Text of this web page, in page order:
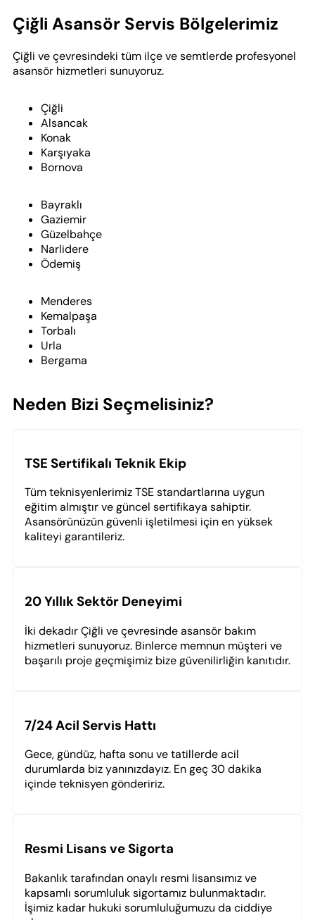
Çiğli Asansör Servis Bölgelerimiz
Çiğli ve çevresindeki tüm ilçe ve semtlerde profesyonel
asansör hizmetleri sunuyoruz.
Çiğli
Alsancak
Konak
Karşıyaka
Bornova
Bayraklı
Gaziemir
Güzelbahçe
Narlidere
Ödemiş
Menderes
Kemalpaşa
Torbalı
Urla
Bergama
Neden Bizi Seçmelisiniz?
TSE Sertifikalı Teknik Ekip
Tüm teknisyenlerimiz TSE standartlarına uygun
eğitim almıştır ve güncel sertifikaya sahiptir.
Asansörünüzün güvenli işletilmesi için en yüksek
kaliteyi garantileriz.
20 Yıllık Sektör Deneyimi
İki dekadır Çiğli ve çevresinde asansör bakım
hizmetleri sunuyoruz. Binlerce memnun müşteri ve
başarılı proje geçmişimiz bize güvenilirliğin kanıtıdır.
7/24 Acil Servis Hattı
Gece, gündüz, hafta sonu ve tatillerde acil
durumlarda biz yanınızdayız. En geç 30 dakika
içinde teknisyen göndeririz.
Resmi Lisans ve Sigorta
Bakanlık tarafından onaylı resmi lisansımız ve
kapsamlı sorumluluk sigortamız bulunmaktadır.
İşimiz kadar hukuki sorumluluğumuzu da ciddiye